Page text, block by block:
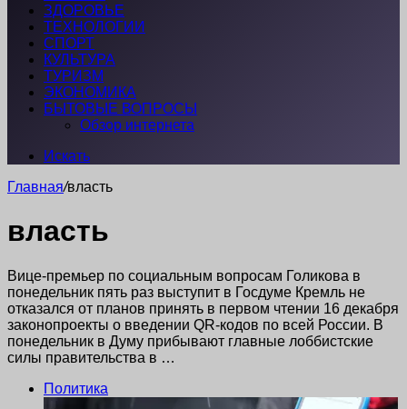
ЗДОРОВЬЕ
ТЕХНОЛОГИИ
СПОРТ
КУЛЬТУРА
ТУРИЗМ
ЭКОНОМИКА
БЫТОВЫЕ ВОПРОСЫ
Обзор интернета
Искать
Главная/власть
власть
Вице-премьер по социальным вопросам Голикова в
понедельник пять раз выступит в Госдуме Кремль не
отказался от планов принять в первом чтении 16 декабря
законопроекты о введении QR-кодов по всей России. В
понедельник в Думу прибывают главные лоббистские
силы правительства в …
Политика